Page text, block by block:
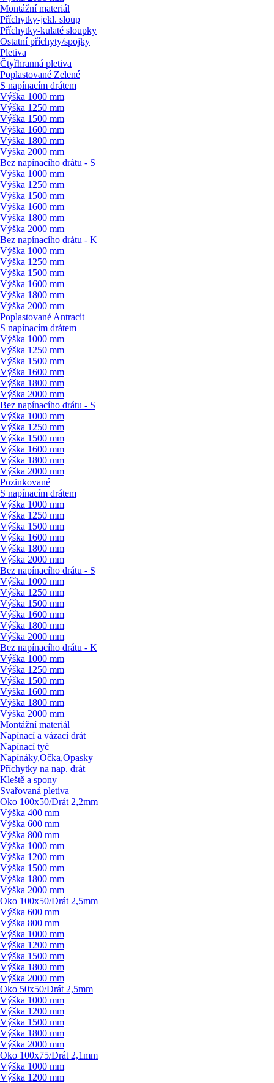
Montážní materiál
Příchytky-jekl. sloup
Příchytky-kulaté sloupky
Ostatní příchyty/spojky
Pletiva
Čtyřhranná pletiva
Poplastované Zelené
S napínacím drátem
Výška 1000 mm
Výška 1250 mm
Výška 1500 mm
Výška 1600 mm
Výška 1800 mm
Výška 2000 mm
Bez napínacího drátu - S
Výška 1000 mm
Výška 1250 mm
Výška 1500 mm
Výška 1600 mm
Výška 1800 mm
Výška 2000 mm
Bez napínacího drátu - K
Výška 1000 mm
Výška 1250 mm
Výška 1500 mm
Výška 1600 mm
Výška 1800 mm
Výška 2000 mm
Poplastované Antracit
S napínacím drátem
Výška 1000 mm
Výška 1250 mm
Výška 1500 mm
Výška 1600 mm
Výška 1800 mm
Výška 2000 mm
Bez napínacího drátu - S
Výška 1000 mm
Výška 1250 mm
Výška 1500 mm
Výška 1600 mm
Výška 1800 mm
Výška 2000 mm
Pozinkované
S napínacím drátem
Výška 1000 mm
Výška 1250 mm
Výška 1500 mm
Výška 1600 mm
Výška 1800 mm
Výška 2000 mm
Bez napínacího drátu - S
Výška 1000 mm
Výška 1250 mm
Výška 1500 mm
Výška 1600 mm
Výška 1800 mm
Výška 2000 mm
Bez napínacího drátu - K
Výška 1000 mm
Výška 1250 mm
Výška 1500 mm
Výška 1600 mm
Výška 1800 mm
Výška 2000 mm
Montážní materiál
Napínací a vázací drát
Napínací tyč
Napínáky,Očka,Opasky
Příchytky na nap. drát
Kleště a spony
Svařovaná pletiva
Oko 100x50/Drát 2,2mm
Výška 400 mm
Výška 600 mm
Výška 800 mm
Výška 1000 mm
Výška 1200 mm
Výška 1500 mm
Výška 1800 mm
Výška 2000 mm
Oko 100x50/Drát 2,5mm
Výška 600 mm
Výška 800 mm
Výška 1000 mm
Výška 1200 mm
Výška 1500 mm
Výška 1800 mm
Výška 2000 mm
Oko 50x50/Drát 2,5mm
Výška 1000 mm
Výška 1200 mm
Výška 1500 mm
Výška 1800 mm
Výška 2000 mm
Oko 100x75/Drát 2,1mm
Výška 1000 mm
Výška 1200 mm